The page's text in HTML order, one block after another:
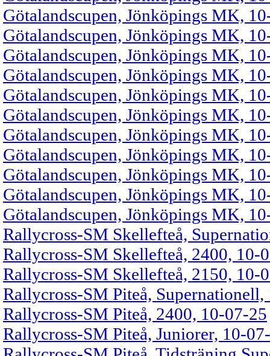
Götalandscupen, Jönköpings MK,
Götalandscupen, Jönköpings MK,
Götalandscupen, Jönköpings MK,
Götalandscupen, Jönköpings MK,
Götalandscupen, Jönköpings MK,
Götalandscupen, Jönköpings MK,
Götalandscupen, Jönköpings MK,
Götalandscupen, Jönköpings MK,
Götalandscupen, Jönköpings MK,
Götalandscupen, Jönköpings MK,
Götalandscupen, Jönköpings MK,
Rallycross-SM Skellefteå,
Rallycross-SM Skellefteå, 2400, 10-
Rallycross-SM Skellefteå, 2150, 10-
Rallycross-SM Piteå,
Rallycross-SM Piteå, 2400, 10-07-25
Rallycross-SM Piteå, Juniorer, 10-